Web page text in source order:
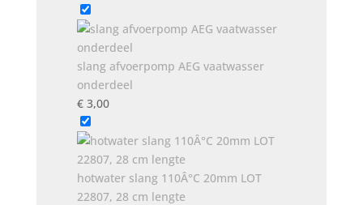
slang afvoerpomp AEG vaatwasser
onderdeel
€3,00
hotwater slang 110Â°C 20mm LOT
22807, 28 cm lengte